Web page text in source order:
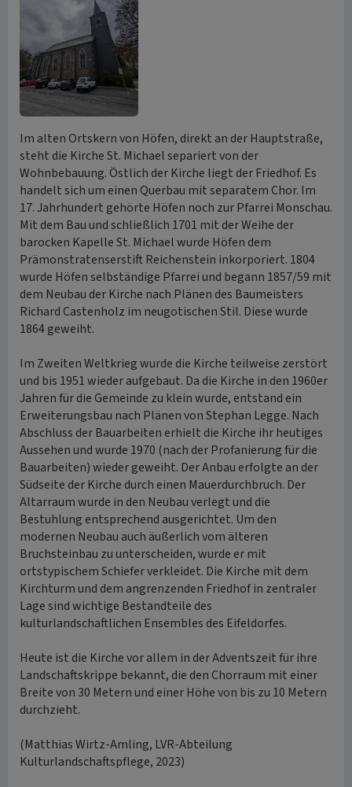
Im alten Ortskern von Höfen, direkt an der Hauptstraße,
steht die Kirche St. Michael separiert von der
Wohnbebauung. Östlich der Kirche liegt der Friedhof. Es
handelt sich um einen Querbau mit separatem Chor. Im
17. Jahrhundert gehörte Höfen noch zur Pfarrei Monschau.
Mit dem Bau und schließlich 1701 mit der Weihe der
barocken Kapelle St. Michael wurde Höfen dem
Prämonstratenserstift Reichenstein inkorporiert. 1804
wurde Höfen selbständige Pfarrei und begann 1857/59 mit
dem Neubau der Kirche nach Plänen des Baumeisters
Richard Castenholz im neugotischen Stil. Diese wurde
1864 geweiht.
Im Zweiten Weltkrieg wurde die Kirche teilweise zerstört
und bis 1951 wieder aufgebaut. Da die Kirche in den 1960er
Jahren für die Gemeinde zu klein wurde, entstand ein
Erweiterungsbau nach Plänen von Stephan Legge. Nach
Abschluss der Bauarbeiten erhielt die Kirche ihr heutiges
Aussehen und wurde 1970 (nach der Profanierung für die
Bauarbeiten) wieder geweiht. Der Anbau erfolgte an der
Südseite der Kirche durch einen Mauerdurchbruch. Der
Altarraum wurde in den Neubau verlegt und die
Bestuhlung entsprechend ausgerichtet. Um den
modernen Neubau auch äußerlich vom älteren
Bruchsteinbau zu unterscheiden, wurde er mit
ortstypischem Schiefer verkleidet. Die Kirche mit dem
Kirchturm und dem angrenzenden Friedhof in zentraler
Lage sind wichtige Bestandteile des
kulturlandschaftlichen Ensembles des Eifeldorfes.
Heute ist die Kirche vor allem in der Adventszeit für ihre
Landschaftskrippe bekannt, die den Chorraum mit einer
Breite von 30 Metern und einer Höhe von bis zu 10 Metern
durchzieht.
(Matthias Wirtz-Amling, LVR-Abteilung
Kulturlandschaftspflege, 2023)